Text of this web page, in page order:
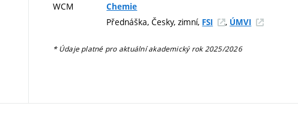
WCM Chemie
Přednáška, Česky, zimní, FSI , ÚMVI
* Údaje platné pro aktuální akademický rok 2025/2026